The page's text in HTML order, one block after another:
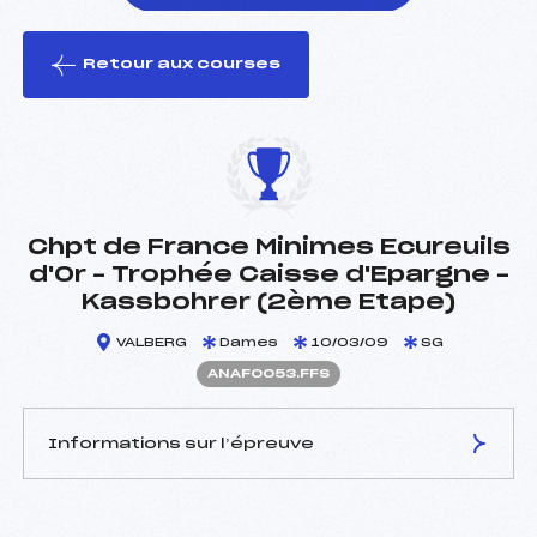
le ski
Retour aux courses
Chpt de France Minimes Ecureuils
d'Or – Trophée Caisse d'Epargne –
Kassbohrer (2ème Etape)
VALBERG Dames 10/03/09 SG
ANAF0053.FFS
Informations sur l’épreuve